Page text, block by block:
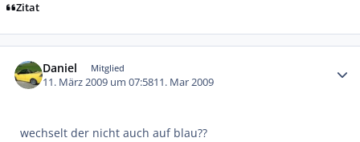
Zitat
Daniel Mitglied
11. März 2009 um 07:5811. Mar 2009
wechselt der nicht auch auf blau??